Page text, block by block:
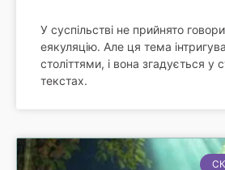
У суспільстві не прийнято
еякуляцію. Але ця тема
століттями, і вона згадується у
текстах.